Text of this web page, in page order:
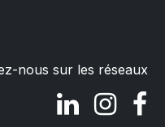
nous sur les réseaux